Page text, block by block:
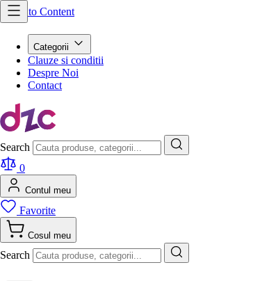
Skip to Content
Categorii
Clauze si conditii
Despre Noi
Contact
Search
0
Contul meu
Favorite
Cosul meu
Search